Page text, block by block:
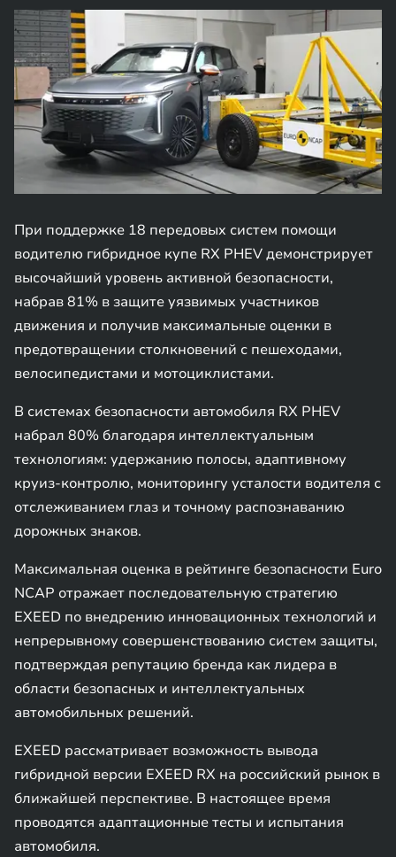
При поддержке 18 передовых систем помощи
водителю гибридное купе RX PHEV демонстрирует
высочайший уровень активной безопасности,
набрав 81% в защите уязвимых участников
движения и получив максимальные оценки в
предотвращении столкновений с пешеходами,
велосипедистами и мотоциклистами.
В системах безопасности автомобиля RX PHEV
набрал 80% благодаря интеллектуальным
технологиям: удержанию полосы, адаптивному
круиз-контролю, мониторингу усталости водителя с
отслеживанием глаз и точному распознаванию
дорожных знаков.
Максимальная оценка в рейтинге безопасности Euro
NCAP отражает последовательную стратегию
EXEED по внедрению инновационных технологий и
непрерывному совершенствованию систем защиты,
подтверждая репутацию бренда как лидера в
области безопасных и интеллектуальных
автомобильных решений.
EXEED рассматривает возможность вывода
гибридной версии EXEED RX на российский рынок в
ближайшей перспективе. В настоящее время
проводятся адаптационные тесты и испытания
автомобиля.